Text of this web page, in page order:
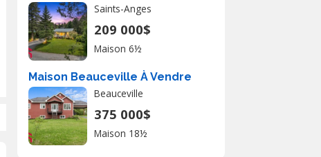
Saints-Anges
209 000$
Maison 6½
Maison Beauceville À Vendre
Beauceville
375 000$
Maison 18½